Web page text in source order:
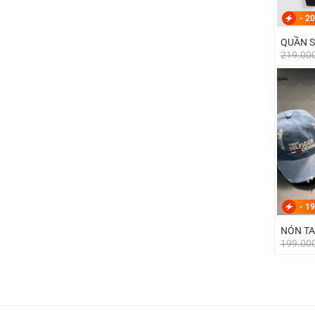
-
QUẦN
-
NÓN